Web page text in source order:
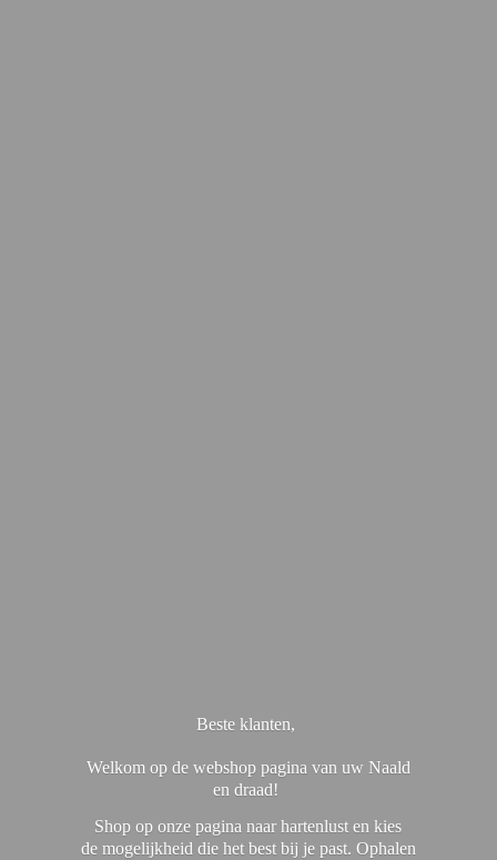
Beste klanten,
Welkom op de webshop pagina van uw Naald
en draad!
Shop op onze pagina naar hartenlust en kies
de mogelijkheid die het best bij je past. Ophalen